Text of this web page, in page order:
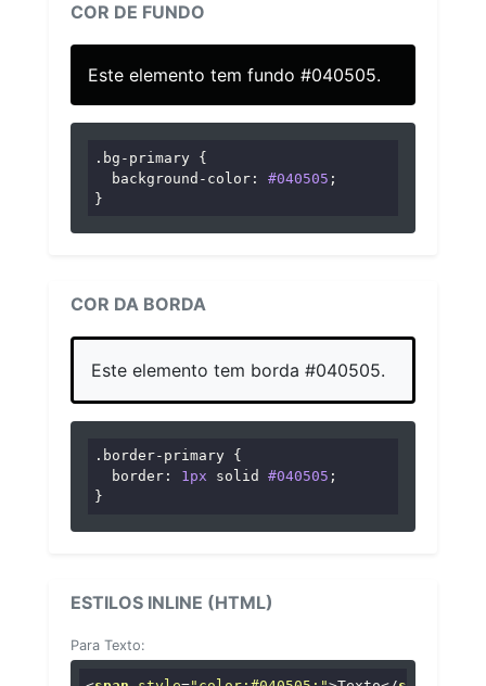
COR DE FUNDO
Este elemento tem fundo #040505.
.bg-primary {
background-color : #040505 ;
}
COR DA BORDA
Este elemento tem borda #040505.
.border-primary {
border : 1px solid #040505 ;
}
ESTILOS INLINE (HTML)
Para Texto: